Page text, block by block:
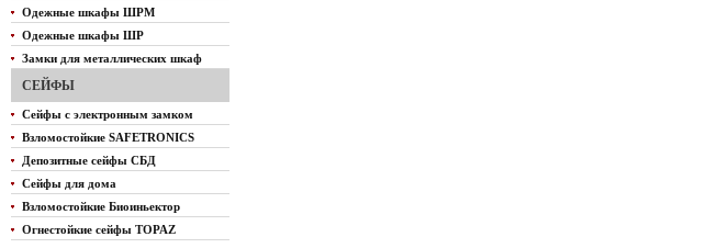
Одежные шкафы ШРМ
Одежные шкафы ШР
Замки для металлических шкаф
СЕЙФЫ
Сейфы с электронным замком
Взломостойкие SAFETRONICS
Депозитные сейфы СБД
Сейфы для дома
Взломостойкие Биоиньектор
Огнестойкие сейфы TOPAZ